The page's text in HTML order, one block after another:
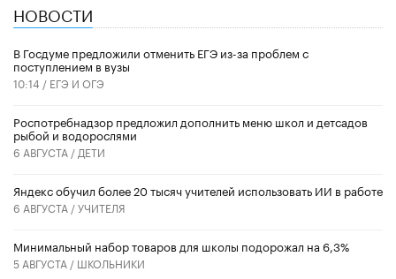
НОВОСТИ
В Госдуме предложили отменить ЕГЭ из-за проблем с
поступлением в вузы
10:14 / ЕГЭ И ОГЭ
Роспотребнадзор предложил дополнить меню школ и детсадов
рыбой и водорослями
6 АВГУСТА / ДЕТИ
​Яндекс обучил более 20 тысяч учителей использовать ИИ в работе
6 АВГУСТА /УЧИТЕЛЯ
Минимальный набор товаров для школы подорожал на 6,3%
5 АВГУСТА / ШКОЛЬНИКИ